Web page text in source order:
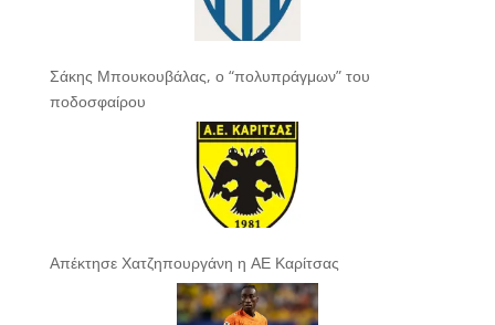
Σάκης Μπουκουβάλας, ο “πολυπράγμων” του
ποδοσφαίρου
Απέκτησε Χατζηπουργάνη η ΑΕ Καρίτσας